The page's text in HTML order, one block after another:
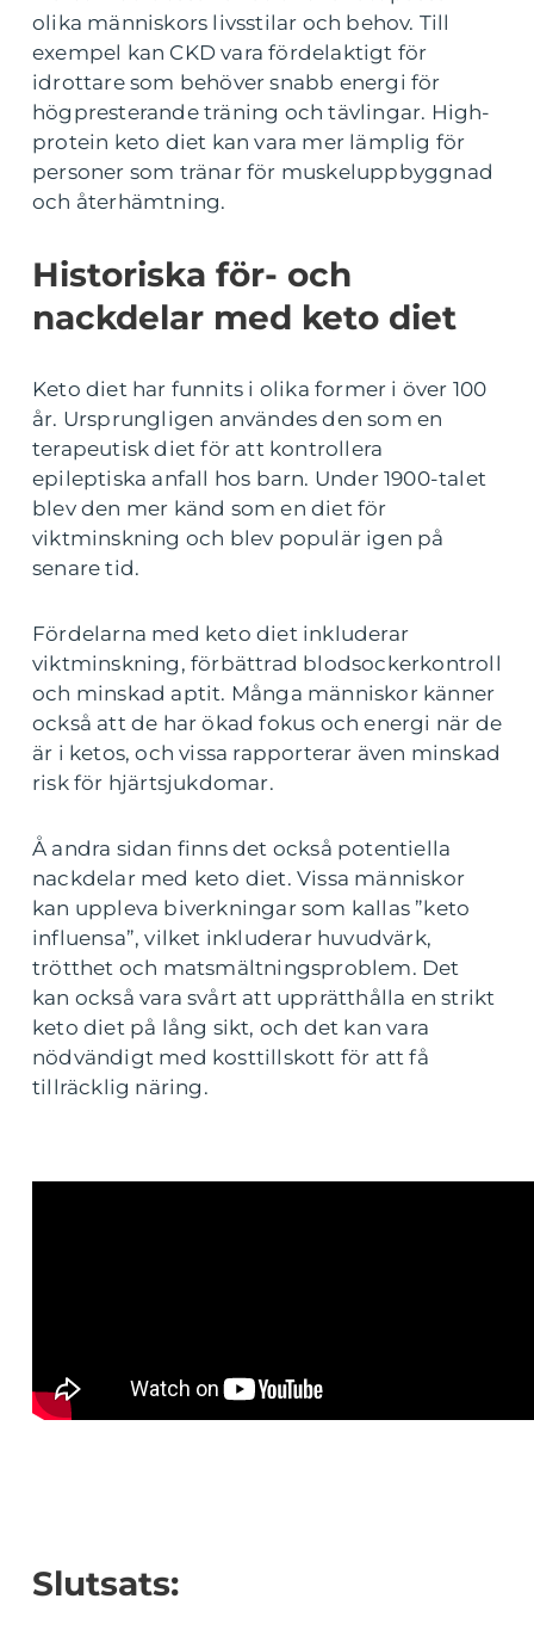
olika människors livsstilar och behov. Till
exempel kan CKD vara fördelaktigt för
idrottare som behöver snabb energi för
högpresterande träning och tävlingar. High-
protein keto diet kan vara mer lämplig för
personer som tränar för muskeluppbyggnad
och återhämtning.
Historiska för- och
nackdelar med keto diet
Keto diet har funnits i olika former i över 100
år. Ursprungligen användes den som en
terapeutisk diet för att kontrollera
epileptiska anfall hos barn. Under 1900-talet
blev den mer känd som en diet för
viktminskning och blev populär igen på
senare tid.
Fördelarna med keto diet inkluderar
viktminskning, förbättrad blodsockerkontroll
och minskad aptit. Många människor känner
också att de har ökad fokus och energi när de
är i ketos, och vissa rapporterar även minskad
risk för hjärtsjukdomar.
Å andra sidan finns det också potentiella
nackdelar med keto diet. Vissa människor
kan uppleva biverkningar som kallas ”keto
influensa”, vilket inkluderar huvudvärk,
trötthet och matsmältningsproblem. Det
kan också vara svårt att upprätthålla en strikt
keto diet på lång sikt, och det kan vara
nödvändigt med kosttillskott för att få
tillräcklig näring.
Slutsats: